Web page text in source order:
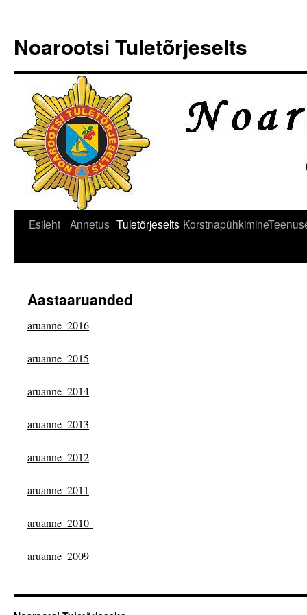
Noarootsi Tuletõrjeselts
Liigu
Esileht Annetus Tuletõrjeselts Korstnapühkimine
Aastaaruanded
aruanne_2016
aruanne_2015
aruanne_2014
aruanne_2013
aruanne_2012
aruanne_2011
aruanne_2010
aruanne_2009